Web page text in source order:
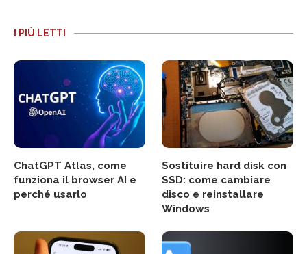
I PIÙ LETTI
ChatGPT Atlas, come
funziona il browser AI e
perché usarlo
Sostituire hard disk con
SSD: come cambiare
disco e reinstallare
Windows